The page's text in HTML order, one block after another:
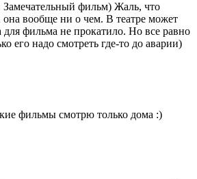
Замечательный фильм) Жаль, что
она вообще ни о чем. В театре может
фильма не прокатило. Но все равно
его надо смотреть где-то до аварии)
фильмы смотрю только дома :)